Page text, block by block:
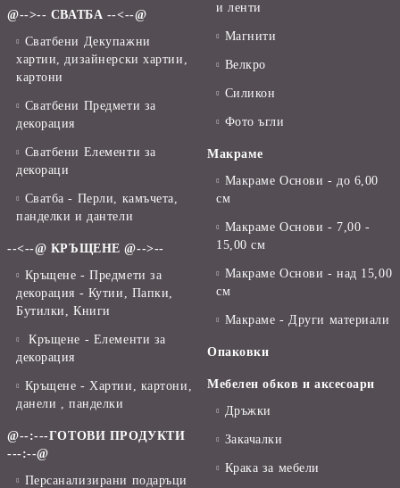
@-->-- СВАТБА --<--@
Сватбени Декупажни
хартии, дизайнерски хартии,
картони
Сватбени Предмети за
декорация
Сватбени Елементи за
декораци
Сватба - Перли, камъчета,
панделки и дантели
--<--@ КРЪЩЕНЕ @-->--
Кръщене - Предмети за
декорация - Кутии, Папки,
Бутилки, Книги
Кръщене - Елементи за
декорация
Кръщене - Хартии, картони,
данели , панделки
@--:---ГОТОВИ ПРОДУКТИ
---:--@
Персанализирани подаръци
и ленти
Магнити
Велкро
Силикон
Фото ъгли
Макраме
Макраме Основи - до 6,00
см
Макраме Основи - 7,00 -
15,00 см
Макраме Основи - над 15,00
см
Макраме - Други материали
Опаковки
Мебелен обков и аксесоари
Дръжки
Закачалки
Крака за мебели